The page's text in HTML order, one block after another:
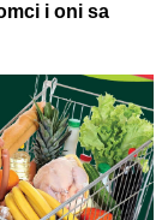
i oni sa